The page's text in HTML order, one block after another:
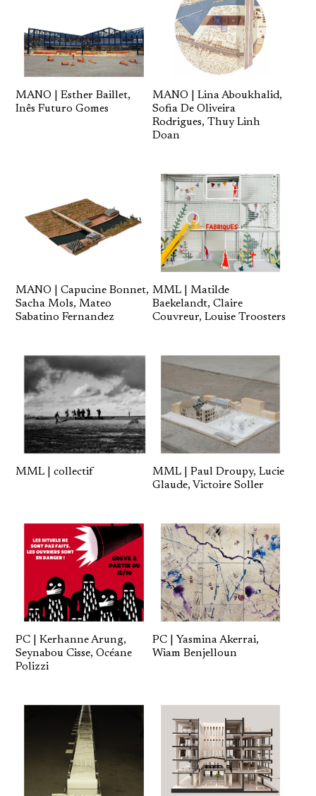
MANO | Esther Baillet,
Inês Futuro Gomes
MANO | Lina Aboukhalid,
Sofia De Oliveira
Rodrigues, Thuy Linh
Doan
MANO | Capucine Bonnet,
Sacha Mols, Mateo
Sabatino Fernandez
MML | Matilde
Baekelandt, Claire
Couvreur, Louise Troosters
MML | collectif
MML | Paul Droupy, Lucie
Glaude, Victoire Soller
PC | Kerhanne Arung,
Seynabou Cisse, Océane
Polizzi
PC | Yasmina Akerrai,
Wiam Benjelloun